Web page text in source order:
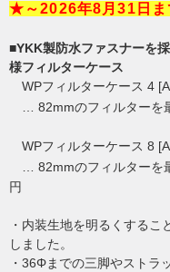
★～2026年8月31日
■YKK製防水ファスナーを
様フィルターケース
WPフィルターケース 4
… 82mmのフィルターを
WPフィルターケース 8
… 82mmのフィルターを
円
・内装生地を明るくするこ
しました。
・36Φまでの三脚やストラ